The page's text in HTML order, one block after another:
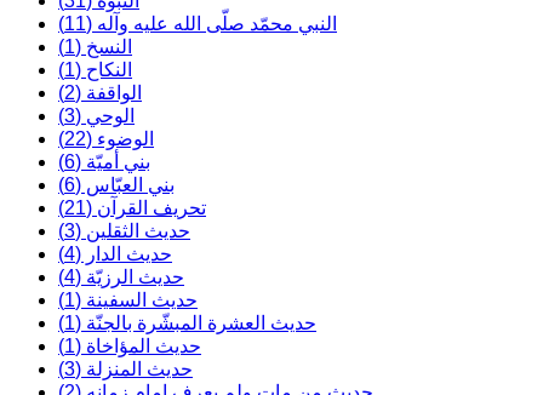
النبي محمّد صلّى الله عليه وآله (11)
النسخ (1)
النكاح (1)
الواقفة (2)
الوحي (3)
الوضوء (22)
بني أميّة (6)
بني العبّاس (6)
تحريف القرآن (21)
حديث الثقلين (3)
حديث الدار (4)
حديث الرزيّة (4)
حديث السفينة (1)
حديث العشرة المبشّرة بالجنّة (1)
حديث المؤاخاة (1)
حديث المنزلة (3)